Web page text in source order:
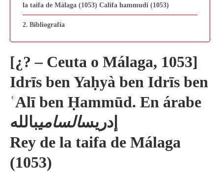
la taifa de Málaga (1053) Califa hammudí (1053)
Bibliografía
[¿? – Ceuta o Málaga, 1053]
Idrīs ben Yaḥyà ben Idrīs ben
ʿAlī ben Ḥammūd. En árabe
إدريسالساميبالله
Rey de la taifa de Málaga
(1053)